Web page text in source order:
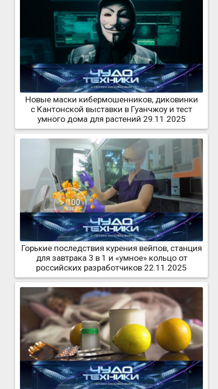
Новые маски кибермошенников, диковинки
с Кантонской выставки в Гуанчжоу и тест
умного дома для растений 29.11.2025
Горькие последствия курения вейпов, станция
для завтрака 3 в 1 и «умное» кольцо от
российских разработчиков 22.11.2025